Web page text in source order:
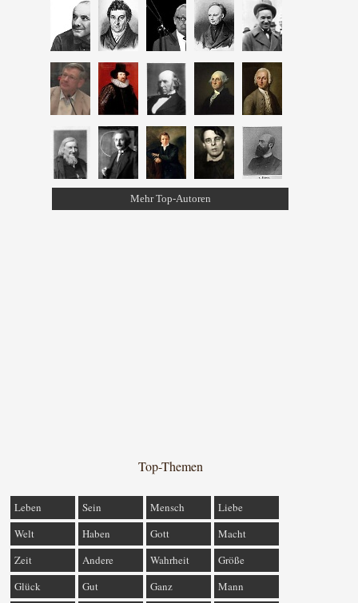
Mehr Top-Autoren
Top-Themen
Leben Sein Mensch
Liebe
Welt
Haben Gott
Macht
Zeit
Andere Wahrheit
Größe
Glück
Gut Ganz Mann